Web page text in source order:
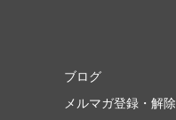
ブログ
メルマガ登録・解除